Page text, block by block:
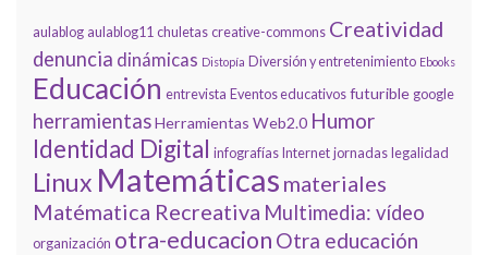
aulablog aulablog11 chuletas creative-commons Creatividad
denuncia dinámicas Distopía Diversión y entretenimiento Ebooks
Educación entrevista Eventos educativos futurible google
herramientasHerramientas Web2.0 Humor
Identidad Digital infografías Internet jornadas legalidad
Linux Matemáticas materiales
Matématica Recreativa Multimedia: vídeo
organización otra-educacion Otra educación